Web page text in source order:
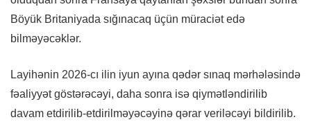
Böyük Britaniyada sığınacaq üçün müraciət edə
bilməyəcəklər.
Layihənin 2026-cı ilin iyun ayına qədər sınaq mərhələsində
fəaliyyət göstərəcəyi, daha sonra isə qiymətləndirilib
davam etdirilib-etdirilməyəcəyinə qərar veriləcəyi bildirilib.